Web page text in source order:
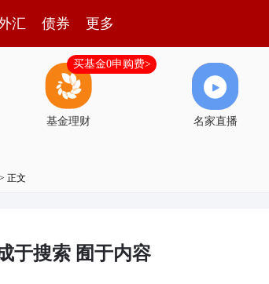
汇 债券 更多
基金理财
买基金0申购费>
名家直播
> 正文
于搜索 囿于内容